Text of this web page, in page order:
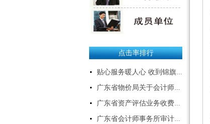
研究生数名，专业如下：
1、会计、审计、财务管理、会
计电算化、金融；
2、资产评估、工程造价、工程
3、计算机、软件开发、电子商
4、文秘、中文。
有意者请将建立投递至：
联系人：曹小姐 0759-3379509
18319129897
点击率排行
贴心服务暖人心 收到锦旗获赞誉
广东省物价局关于会计师事务所服务收费有关问题的通知
广东省资产评估业务收费标准
广东省会计师事务所审计服务收费标准表